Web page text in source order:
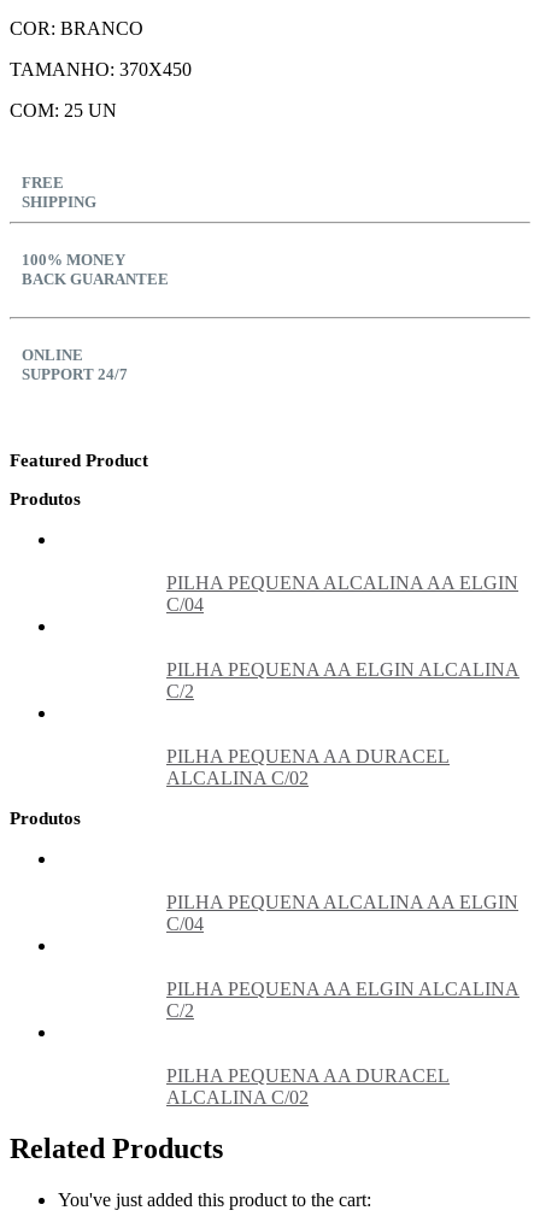
COR: BRANCO
TAMANHO: 370X450
COM: 25 UN
FREE
SHIPPING
100% MONEY
BACK GUARANTEE
ONLINE
SUPPORT 24/7
Featured Product
Produtos
PILHA PEQUENA ALCALINA AA ELGIN
C/04
PILHA PEQUENA AA ELGIN ALCALINA
C/2
PILHA PEQUENA AA DURACEL
ALCALINA C/02
Produtos
PILHA PEQUENA ALCALINA AA ELGIN
C/04
PILHA PEQUENA AA ELGIN ALCALINA
C/2
PILHA PEQUENA AA DURACEL
ALCALINA C/02
Related Products
You've just added this product to the cart: